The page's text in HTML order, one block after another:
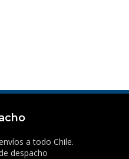
a todo Chile.
despacho